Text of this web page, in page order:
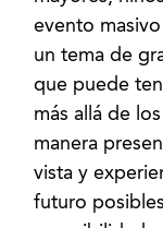
evento
un tema de
que puede
más allá de
manera
vista y
futuro